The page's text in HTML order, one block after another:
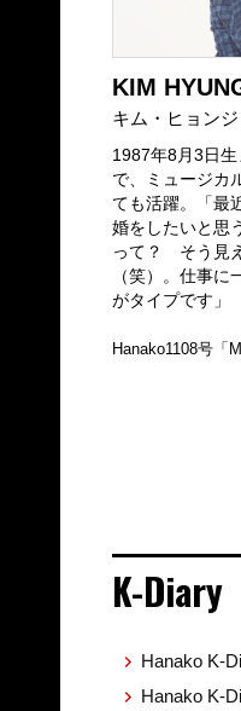
KIM
キム・ヒョン
1987年8月3日
で、ミュージカ
ても活躍。「最
婚をしたいと思
って？ そう見
（笑）。仕事に
がタイプです」
Hanako1108号「
K-Diary
Hanako K-
Hanako K-